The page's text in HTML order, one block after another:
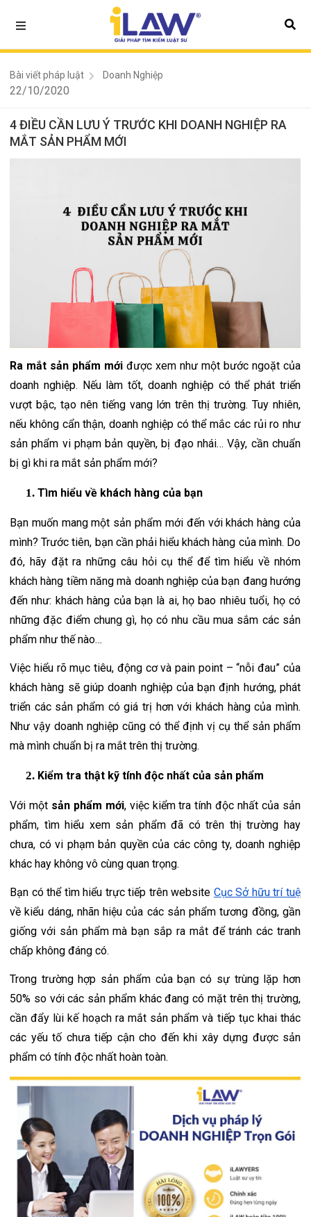
Bài viết pháp luật Doanh Nghiệp
22/10/2020
4 ĐIỀU CẦN LƯU Ý TRƯỚC KHI DOANH NGHIỆP RA
MẮT SẢN PHẨM MỚI
Ra mắt sản phẩm mới được xem như một bước ngoặt của
doanh nghiệp. Nếu làm tốt, doanh nghiệp có thể phát triển
vượt bậc, tạo nên tiếng vang lớn trên thị trường. Tuy nhiên,
nếu không cẩn thận, doanh nghiệp có thể mắc các rủi ro như
sản phẩm vi phạm bản quyền, bị đạo nhái… Vậy, cần chuẩn
bị gì khi ra mắt sản phẩm mới?
Tìm hiểu về khách hàng của bạn
Bạn muốn mang một sản phẩm mới đến với khách hàng của
mình? Trước tiên, bạn cần phải hiểu khách hàng của mình. Do
đó, hãy đặt ra những câu hỏi cụ thể để tìm hiểu về nhóm
khách hàng tiềm năng mà doanh nghiệp của bạn đang hướng
đến như: khách hàng của bạn là ai, họ bao nhiêu tuổi, họ có
những đặc điểm chung gì, họ có nhu cầu mua sắm các sản
phẩm như thế nào…
Việc hiểu rõ mục tiêu, động cơ và pain point – “nỗi đau” của
khách hàng sẽ giúp doanh nghiệp của bạn định hướng, phát
triển các sản phẩm có giá trị hơn với khách hàng của mình.
Như vậy doanh nghiệp cũng có thể định vị cụ thể sản phẩm
mà mình chuẩn bị ra mắt trên thị trường.
Kiểm tra thật kỹ tính độc nhất của sản phẩm
Với một sản phẩm mới, việc kiểm tra tính độc nhất của sản
phẩm, tìm hiểu xem sản phẩm đã có trên thị trường hay
chưa, có vi phạm bản quyền của các công ty, doanh nghiệp
khác hay không vô cùng quan trọng.
Bạn có thể tìm hiểu trực tiếp trên website Cục Sở hữu trí tuệ
về kiểu dáng, nhãn hiệu của các sản phẩm tương đồng, gần
giống với sản phẩm mà bạn sắp ra mắt để tránh các tranh
chấp không đáng có.
Trong trường hợp sản phẩm của bạn có sự trùng lặp hơn
50% so với các sản phẩm khác đang có mặt trên thị trường,
cần đẩy lùi kế hoạch ra mắt sản phẩm và tiếp tục khai thác
các yếu tố chưa tiếp cận cho đến khi xây dựng được sản
phẩm có tính độc nhất hoàn toàn.